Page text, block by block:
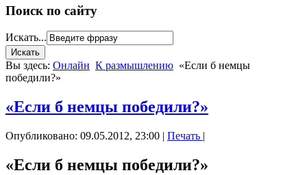
Поиск по сайту
Искать...
Вы здесь: Онлайн К размышлению «Если б немцы
победили?»
«Если б немцы победили?»
Опубликовано: 09.05.2012, 23:00 | Печать |
«Если б немцы победили?»